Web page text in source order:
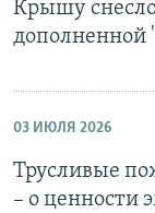
Крышу
дополненной
03 ИЮЛЯ 2026
Трусливые
– о ценности